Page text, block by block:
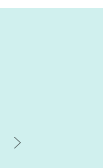
Enfant : XIe siècle, latin